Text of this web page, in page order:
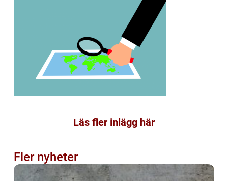
Läs fler inlägg här
Fler nyheter